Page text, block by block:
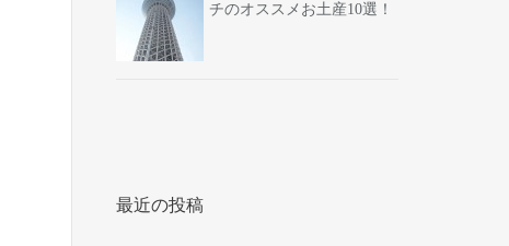
チのオススメお土産10選！
最近の投稿